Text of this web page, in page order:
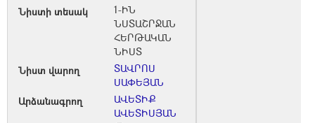
Նիստի տեսակ
1-ԻՆ
ՆՍՏԱՇՐՋԱՆ
ՀԵՐԹԱԿԱՆ
ՆԻՍՏ
Նիստ վարող
ՏԱՎՐՈՍ
ՍԱՓԵՅԱՆ
Արձանագրող
ԱՎԵՏԻՔ
ԱՎԵՏԻՍՅԱՆ